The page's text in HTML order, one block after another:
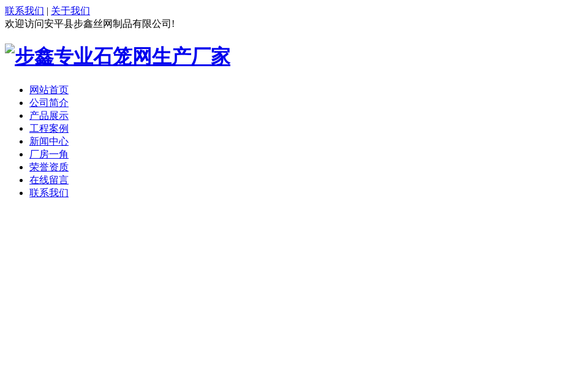
联系我们 | 关于我们
欢迎访问安平县步鑫丝网制品有限公司!
网站首页
公司简介
产品展示
工程案例
新闻中心
厂房一角
荣誉资质
在线留言
联系我们